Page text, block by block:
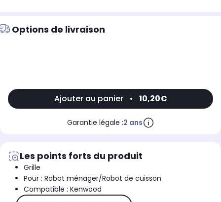
Options de livraison
Ajouter au panier • 10,20€
Garantie légale :2 ans
Les points forts du produit
Grille
Pour : Robot ménager/Robot de cuisson
Compatible : Kenwood